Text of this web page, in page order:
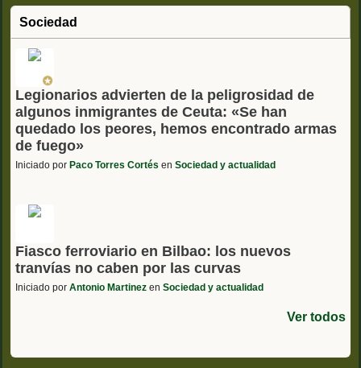
Sociedad
Legionarios advierten de la peligrosidad de
algunos inmigrantes de Ceuta: «Se han
quedado los peores, hemos encontrado armas
de fuego»
Iniciado por Paco Torres Cortés en Sociedad y actualidad
Fiasco ferroviario en Bilbao: los nuevos
tranvías no caben por las curvas
Iniciado por Antonio Martinez en Sociedad y actualidad
Ver todos